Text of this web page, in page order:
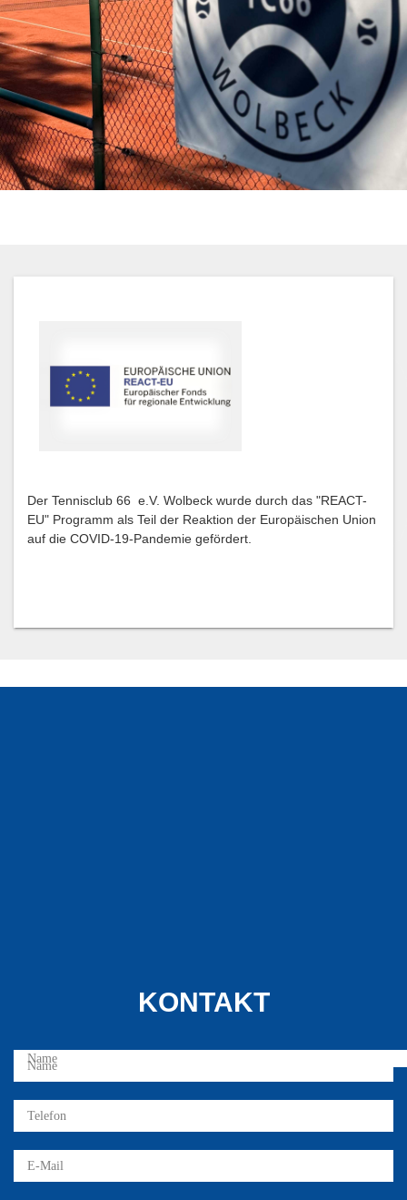
Der Tennisclub 66 e.V. Wolbeck wurde durch das "REACT-
EU" Programm als Teil der Reaktion der Europäischen Union
auf die COVID-19-Pandemie gefördert.
KONTAKT